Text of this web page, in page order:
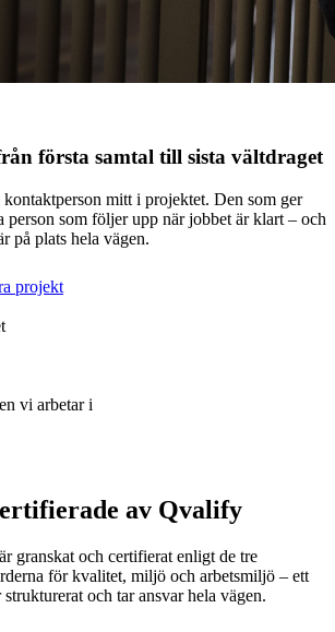
första samtal till sista vältdraget
mitt i projektet. Den som ger
person som följer upp när jobbet är klart – och
på plats hela vägen.
projekt
vi arbetar i
av Qvalify
granskat och certifierat enligt de tre
för kvalitet, miljö och arbetsmiljö – ett
och tar ansvar hela vägen.